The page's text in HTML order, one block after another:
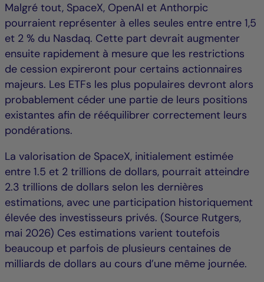
Malgré tout, SpaceX, OpenAI et Anthorpic
pourraient représenter à elles seules entre entre 1,5
et 2 % du Nasdaq. Cette part devrait augmenter
ensuite rapidement à mesure que les restrictions
de cession expireront pour certains actionnaires
majeurs. Les ETFs les plus populaires devront alors
probablement céder une partie de leurs positions
existantes afin de rééquilibrer correctement leurs
pondérations.
La valorisation de SpaceX, initialement estimée
entre 1.5 et 2 trillions de dollars, pourrait atteindre
2.3 trillions de dollars selon les dernières
estimations, avec une participation historiquement
élevée des investisseurs privés. (Source Rutgers,
mai 2026) Ces estimations varient toutefois
beaucoup et parfois de plusieurs centaines de
milliards de dollars au cours d’une même journée.